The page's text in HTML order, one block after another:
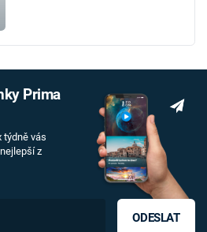
Prima
týdně vás
z
ODESLAT